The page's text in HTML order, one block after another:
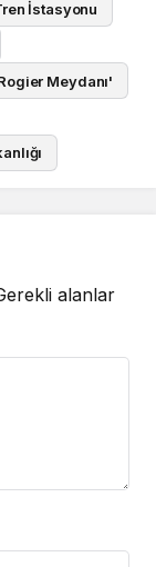
İstasyonu
Meydanı'
alanlar